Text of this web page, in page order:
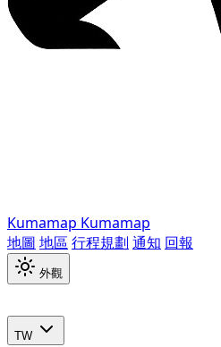
Kumamap Kumamap
地圖 地區 行程規劃 通知 回報
外觀
TW